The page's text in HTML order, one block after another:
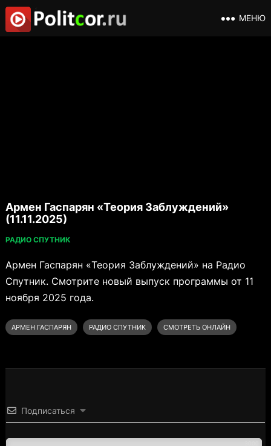
МЕНЮ
Армен Гаспарян «Теория Заблуждений»
(11.11.2025)
РАДИО СПУТНИК
Армен Гаспарян «Теория Заблуждений» на Радио
Спутник. Смотрите новый выпуск программы от 11
ноября 2025 года.
АРМЕН ГАСПАРЯН РАДИО СПУТНИК СМОТРЕТЬ ОНЛАЙН
Подписаться